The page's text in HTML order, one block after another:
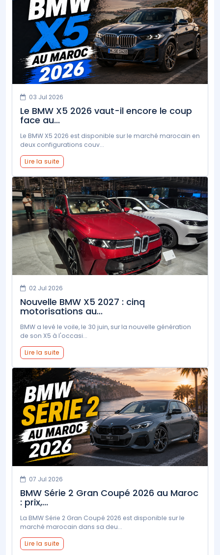
03 Jul 2026
Le BMW X5 2026 vaut-il encore le coup
face au...
Le BMW X5 2026 est disponible sur le marché marocain en
deux configurations couv...
Lire la suite
02 Jul 2026
Nouvelle BMW X5 2027 : cinq
motorisations au...
BMW a levé le voile, le 30 juin, sur la nouvelle génération
de son X5 à l'occasi...
Lire la suite
07 Jul 2026
BMW Série 2 Gran Coupé 2026 au Maroc
: prix,...
La BMW Série 2 Gran Coupé 2026 est disponible sur le
marché marocain dans sa deu...
Lire la suite